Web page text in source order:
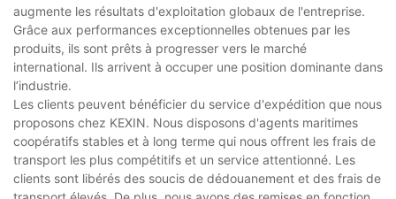
augmente les résultats d'exploitation globaux de l'entreprise.
Grâce aux performances exceptionnelles obtenues par les
produits, ils sont prêts à progresser vers le marché
international. Ils arrivent à occuper une position dominante dans
l’industrie.
Les clients peuvent bénéficier du service d'expédition que nous
proposons chez KEXIN. Nous disposons d'agents maritimes
coopératifs stables et à long terme qui nous offrent les frais de
transport les plus compétitifs et un service attentionné. Les
clients sont libérés des soucis de dédouanement et des frais de